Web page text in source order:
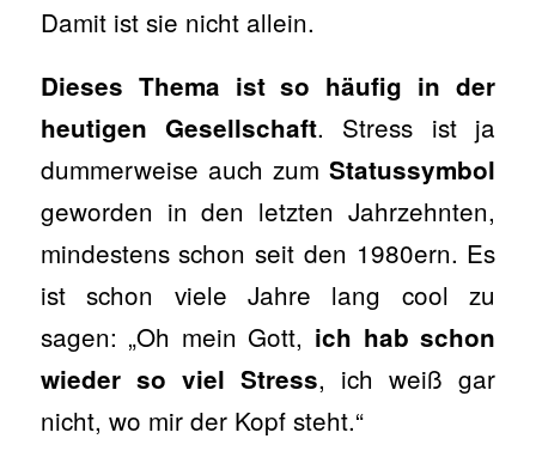
Damit ist sie nicht allein.
Dieses Thema ist so häufig in der
heutigen Gesellschaft. Stress ist ja
dummerweise auch zumStatussymbol
geworden in den letzten Jahrzehnten,
mindestens schon seit den 1980ern. Es
ist schon viele Jahre lang cool zu
sagen: „Oh mein Gott, ich hab schon
wieder so viel Stress, ich weiß gar
nicht, wo mir der Kopf steht.“